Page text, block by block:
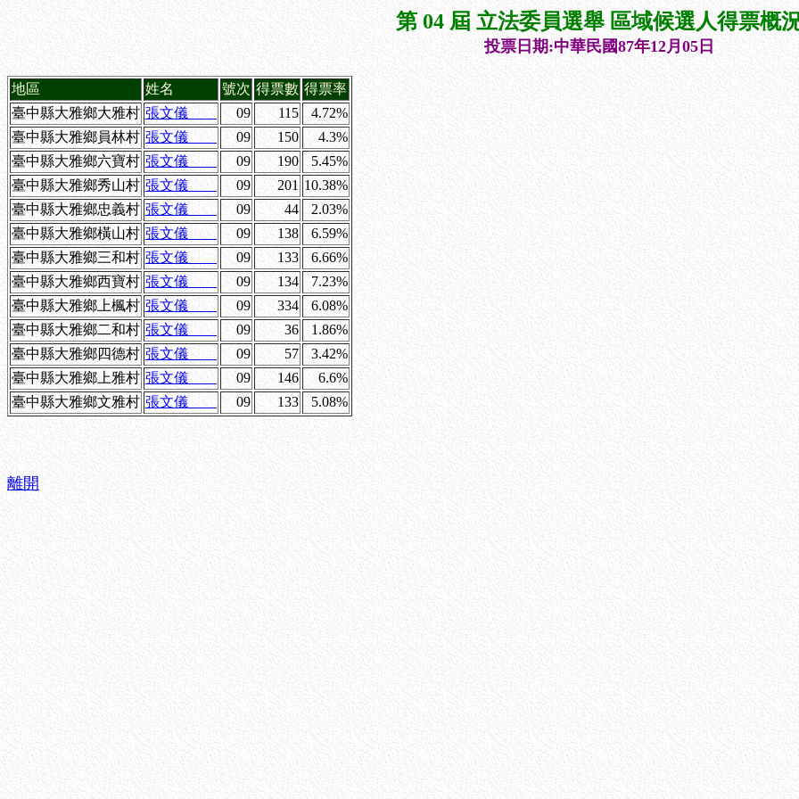
第 04 屆 立法委員選舉 區域候選人得票概
投票日期:中華民國87年12月05日
地區 姓名 號次 得票數 得票率
臺中縣大雅鄉大雅村 張文儀 09 115
4.72%
臺中縣大雅鄉員林村 張文儀 09 150
4.3%
臺中縣大雅鄉六寶村 張文儀 09 190
5.45%
臺中縣大雅鄉秀山村 張文儀 09 201 10.38%
臺中縣大雅鄉忠義村 張文儀 09 44
2.03%
臺中縣大雅鄉橫山村 張文儀 09 138
6.59%
臺中縣大雅鄉三和村 張文儀 09 133
6.66%
臺中縣大雅鄉西寶村 張文儀 09 134
7.23%
臺中縣大雅鄉上楓村 張文儀 09 334
6.08%
臺中縣大雅鄉二和村 張文儀 09 36
1.86%
臺中縣大雅鄉四德村 張文儀 09 57
3.42%
臺中縣大雅鄉上雅村 張文儀 09 146
6.6%
臺中縣大雅鄉文雅村 張文儀 09 133 5.08%
離開